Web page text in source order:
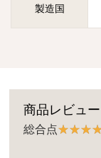
製造国
商品レビュー
総合点